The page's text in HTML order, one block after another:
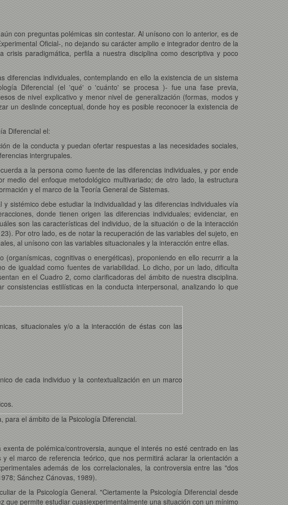
con preguntas polémicas sin contestar. Al unísono con lo anterior, es de
Oficial-, no dejando su carácter amplio e integrador dentro de la
paradigmática, perfila a nuestra disciplina como descriptiva y poco
individuales, contemplando en ello la existencia de un sistema
Diferencial (el 'qué' o 'cuánto' se procesa )- fue una fase previa,
de nivel explicativo y menor nivel de generalización (formas, modos y
un deslinde conceptual, donde hoy es posible reconocer la existencia de
Diferencial el:
de la conducta y puedan ofertar respuestas a las necesidades sociales,
intergrupales.
a la persona como fuente de las diferencias individuales, y por ende
medio del enfoque metodológico multivariado; de otro lado, la estructura
y el marco de la Teoría General de Sistemas.
sistémico debe estudiar la individualidad y las diferencias individuales vía
donde tienen origen las diferencias individuales; evidenciar, en
son las características del individuo, de la situación o de la interacción
Por otro lado, es de notar la recuperación de las variables del sujeto, en
al unísono con las variables situacionales y la interacción entre ellas.
cognitivas o energéticas), proponiendo en ello recurrir a la
de igualdad como fuentes de variabilidad. Lo dicho, por un lado, dificulta
en el Cuadro 2, como clarificadoras del ámbito de nuestra disciplina.
estilísticas en la conducta interpersonal, analizando lo que
situacionales y/o a la interacción de éstas con las
de cada individuo y la contextualización en un marco
para el ámbito de la Psicología Diferencial.
de polémica/controversia, aunque el interés no esté centrado en las
el marco de referencia teórico, que nos permitirá aclarar la orientación a
además de los correlacionales, la controversia entre las "dos
Sánchez Cánovas, 1989).
de la Psicología General. "Ciertamente la Psicología Diferencial desde
permite estudiar cuasiexperimentalmente una situación con un mínimo